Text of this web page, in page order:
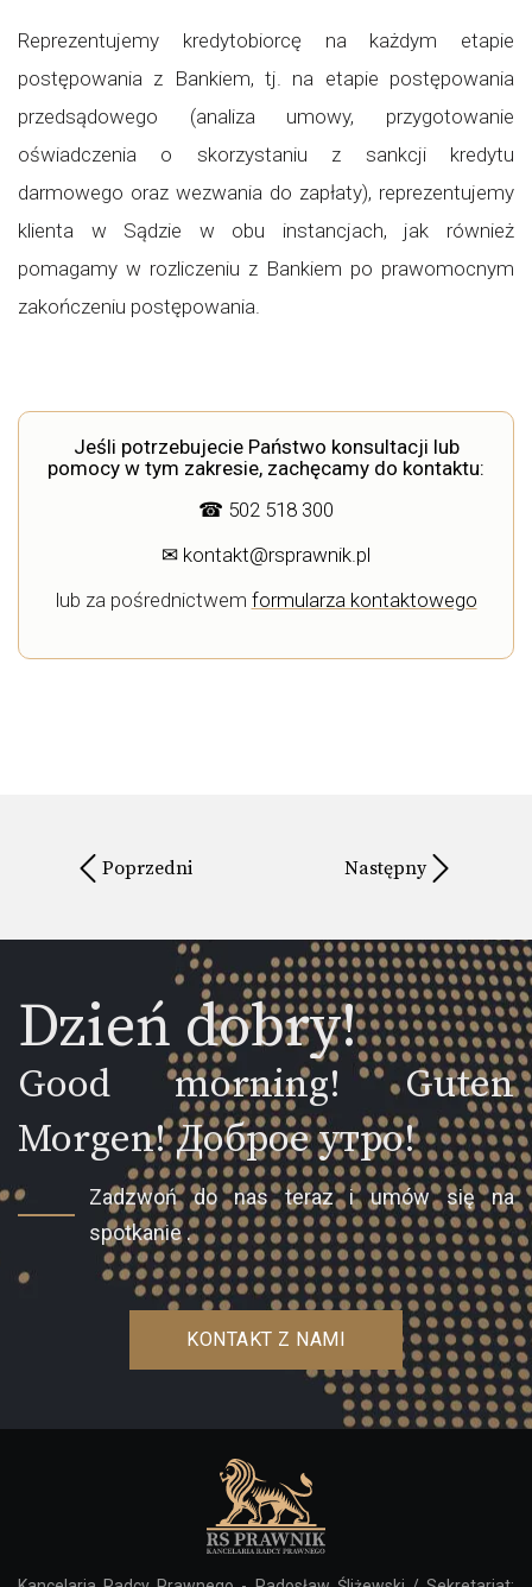
Reprezentujemy kredytobiorcę na każdym etapie
postępowania z Bankiem, tj. na etapie postępowania
przedsądowego (analiza umowy, przygotowanie
oświadczenia o skorzystaniu z sankcji kredytu
darmowego oraz wezwania do zapłaty), reprezentujemy
klienta w Sądzie w obu instancjach, jak również
pomagamy w rozliczeniu z Bankiem po prawomocnym
zakończeniu postępowania.
Jeśli potrzebujecie Państwo konsultacji lub
pomocy w tym zakresie, zachęcamy do kontaktu:
☎ 502 518 300
✉ kontakt@rsprawnik.pl
lub za pośrednictwem formularza kontaktowego
Poprzedni Następny
Dzień dobry!
Good morning! Guten
Morgen! Доброе утро!
Zadzwoń do nas teraz i umów się na
spotkanie .
KONTAKT Z NAMI